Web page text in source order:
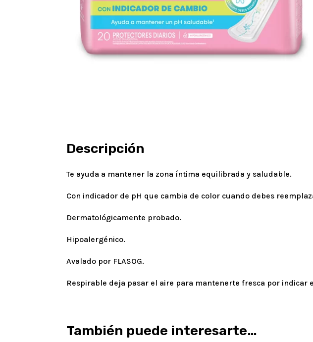
Descripción
Te ayuda a mantener la zona íntima equilibrada y saludable.
Con indicador de pH que cambia de color cuando debes
Dermatológicamente probado.
Hipoalergénico.
Avalado por FLASOG.
Respirable deja pasar el aire para mantenerte fresca por
También puede interesarte…